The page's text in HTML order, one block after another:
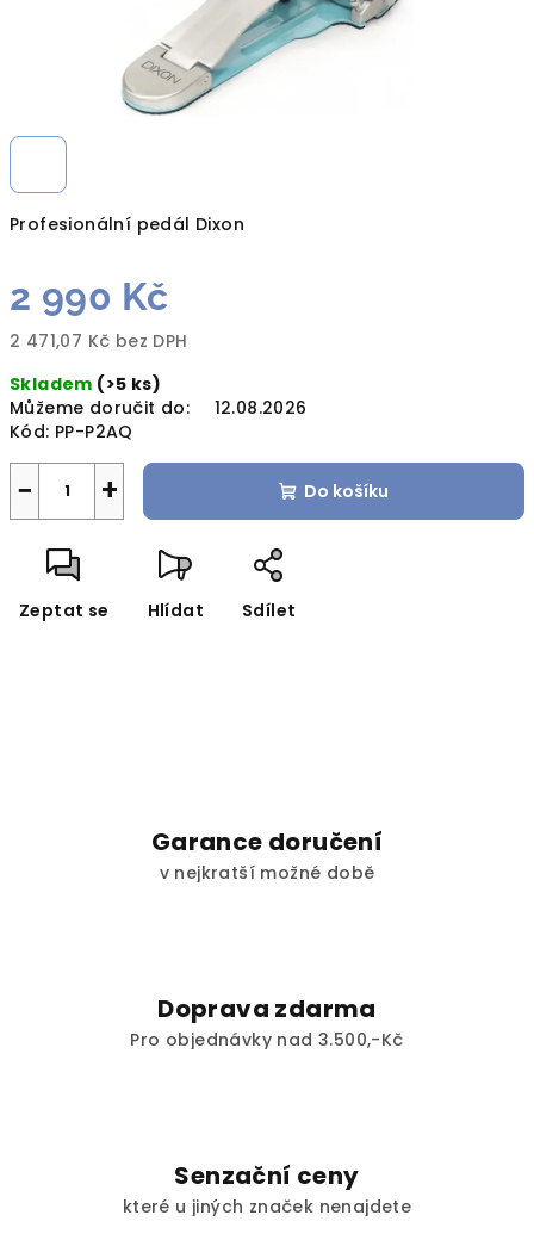
Profesionální pedál Dixon
2 990 Kč
2 471,07 Kč bez DPH
cena:
Skladem (>5 ks)
Můžeme doručit do:
12.08.2026
Kód: PP-P2AQ
+
− Do košíku
Zeptat se Hlídat Sdílet
Garance doručení
v nejkratší možné době
Doprava zdarma
Pro objednávky nad 3.500,-Kč
Senzační ceny
které u jiných značek nenajdete